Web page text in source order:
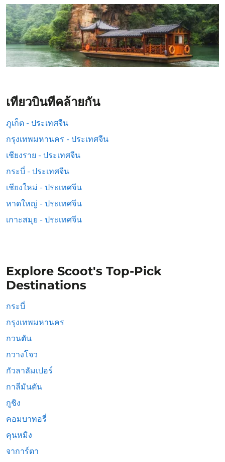
เที่ยวบินที่คล้ายกัน
ภูเก็ต - ประเทศจีน
กรุงเทพมหานคร - ประเทศจีน
เชียงราย - ประเทศจีน
กระบี่ - ประเทศจีน
เชียงใหม่ - ประเทศจีน
หาดใหญ่ - ประเทศจีน
เกาะสมุย - ประเทศจีน
Explore Scoot's Top-Pick
Destinations
กระบี่
กรุงเทพมหานคร
กวนตัน
กวางโจว
กัวลาลัมเปอร์
กาลีมันตัน
กูชิง
คอมบาทอรี่
คุนหมิง
จาการ์ตา